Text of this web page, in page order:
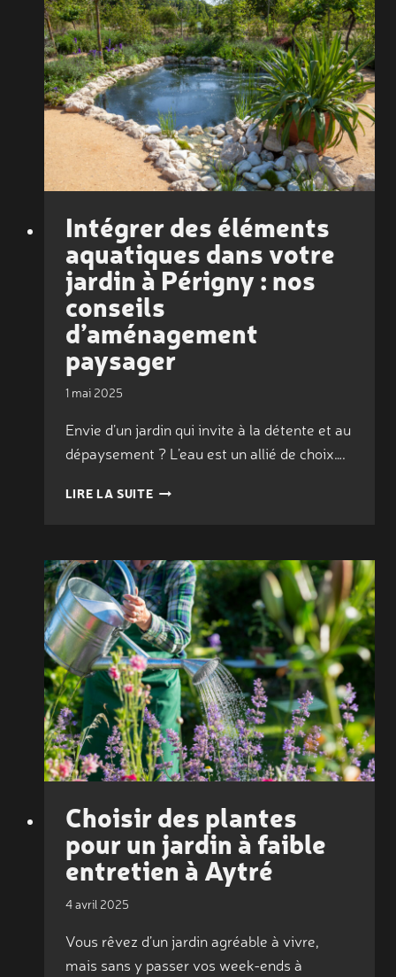
ESPACE
EXTÉRIEUR
À
LAGORD
Intégrer des éléments
aquatiques dans votre
jardin à Périgny : nos
conseils
d’aménagement
paysager
1 mai 2025
Envie d’un jardin qui invite à la détente et au
dépaysement ? L’eau est un allié de choix….
LIRE LA SUITEINTÉGRER
DANS
VOTRE
JARDIN
À
PÉRIGNY
:
NOS
CONSEILS
D’AMÉNAGEMENT
PAYSAGER
Choisir des plantes
pour un jardin à faible
entretien à Aytré
4 avril 2025
Vous rêvez d’un jardin agréable à vivre,
mais sans y passer vos week-ends à